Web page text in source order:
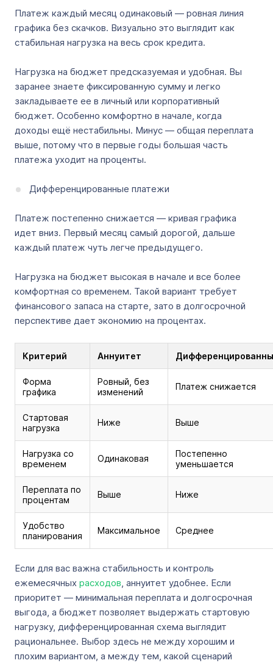
Платеж каждый месяц одинаковый — ровная линия
графика без скачков. Визуально это выглядит как
стабильная нагрузка на весь срок кредита.
Нагрузка на бюджет предсказуемая и удобная. Вы
заранее знаете фиксированную сумму и легко
закладываете ее в личный или корпоративный
бюджет. Особенно комфортно в начале, когда
доходы ещё нестабильны. Минус — общая переплата
выше, потому что в первые годы большая часть
платежа уходит на проценты.
Дифференцированные платежи
Платеж постепенно снижается — кривая графика
идет вниз. Первый месяц самый дорогой, дальше
каждый платеж чуть легче предыдущего.
Нагрузка на бюджет высокая в начале и все более
комфортная со временем. Такой вариант требует
финансового запаса на старте, зато в долгосрочной
перспективе дает экономию на процентах.
Критерий Аннуитет
Форма
графика
Ровный, без
изменений
Платеж снижается
Стартовая
нагрузка
Ниже Выше
Нагрузка со
временем
Одинаковая
Постепенно
уменьшается
Переплата по
процентам
Выше Ниже
Удобство
планирования
Максимальное Среднее
Если для вас важна стабильность и контроль
ежемесячных расходов, аннуитет удобнее. Если
приоритет — минимальная переплата и долгосрочная
выгода, а бюджет позволяет выдержать стартовую
нагрузку, дифференцированная схема выглядит
рациональнее. Выбор здесь не между хорошим и
плохим вариантом, а между тем, какой сценарий